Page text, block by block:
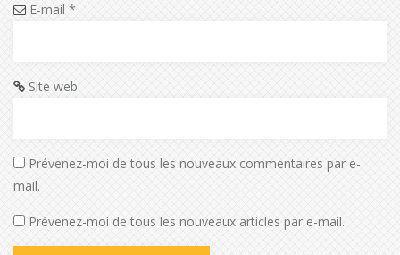
E-mail *
Site web
Prévenez-moi de tous les nouveaux commentaires par e-
mail.
Prévenez-moi de tous les nouveaux articles par e-mail.